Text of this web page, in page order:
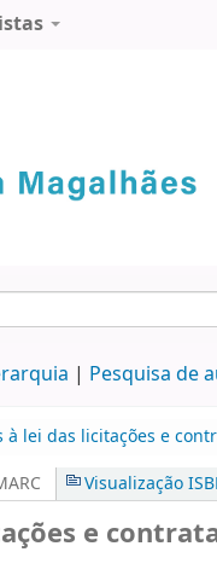
Pesquisa de
à lei das licitações e
Visualização
e